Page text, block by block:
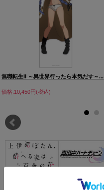
無職転生II ～異世界行ったら本気だす～...
価格:10,450円(税込)